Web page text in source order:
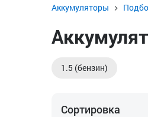
Аккумуляторы
1.5 (бензин)
Сортировка